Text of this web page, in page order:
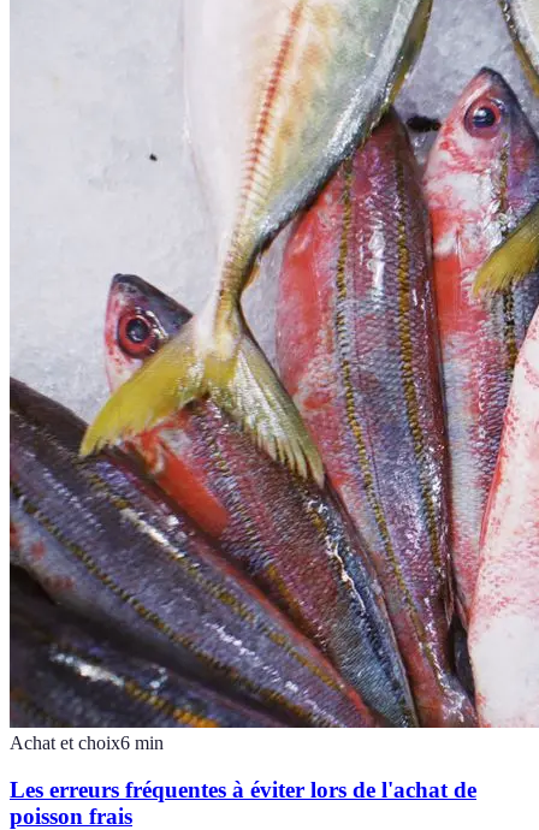
Achat et choix6 min
Les erreurs fréquentes à éviter lors de l'achat de
poisson frais